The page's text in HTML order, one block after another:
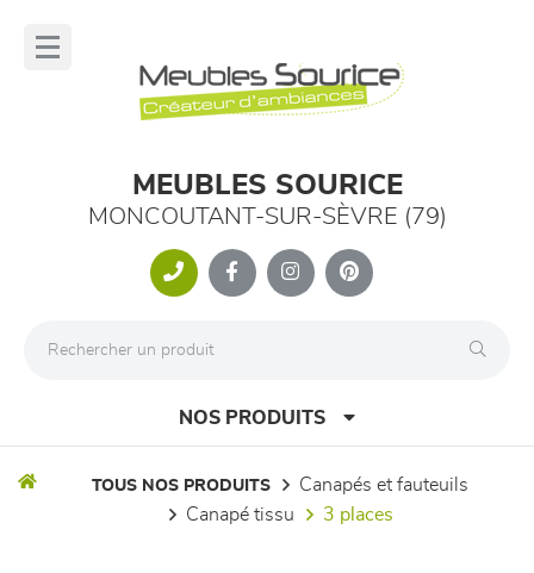
MEUBLES SOURICE
MONCOUTANT-SUR-SÈVRE (79)
NOS PRODUITS
TOUS NOS PRODUITS
canapés et fauteuils
canapé tissu
3 places